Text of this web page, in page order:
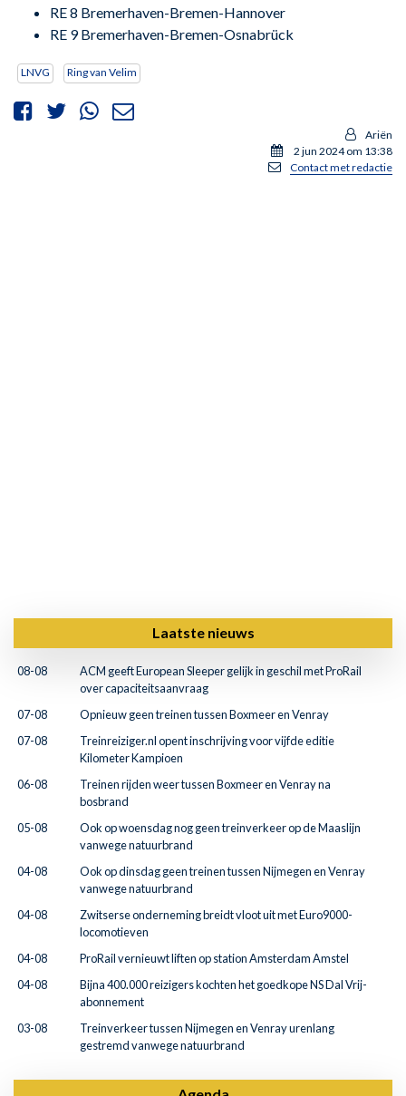
RE 8 Bremerhaven-Bremen-Hannover
RE 9 Bremerhaven-Bremen-Osnabrück
LNVG Ring van Velim
Ariën
2 jun 2024 om 13:38
Contact met redactie
Laatste nieuws
08-08
ACM geeft European Sleeper gelijk in geschil met ProRail
over capaciteitsaanvraag
07-08
Opnieuw geen treinen tussen Boxmeer en Venray
07-08
Treinreiziger.nl opent inschrijving voor vijfde editie
Kilometer Kampioen
06-08
Treinen rijden weer tussen Boxmeer en Venray na
bosbrand
05-08
Ook op woensdag nog geen treinverkeer op de Maaslijn
vanwege natuurbrand
04-08
Ook op dinsdag geen treinen tussen Nijmegen en Venray
vanwege natuurbrand
04-08
Zwitserse onderneming breidt vloot uit met Euro9000-
locomotieven
04-08
ProRail vernieuwt liften op station Amsterdam Amstel
04-08
Bijna 400.000 reizigers kochten het goedkope NS Dal Vrij-
abonnement
03-08
Treinverkeer tussen Nijmegen en Venray urenlang
gestremd vanwege natuurbrand